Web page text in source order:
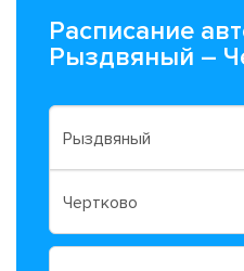
Расписание
Рыздвяный –